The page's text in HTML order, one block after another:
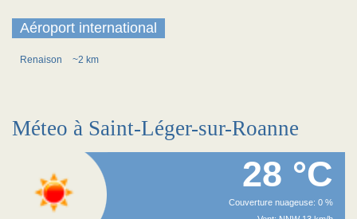
Aéroport international
Renaison ~2 km
Méteo à Saint-Léger-sur-Roanne
28 °C
Couverture nuageuse: 0 %